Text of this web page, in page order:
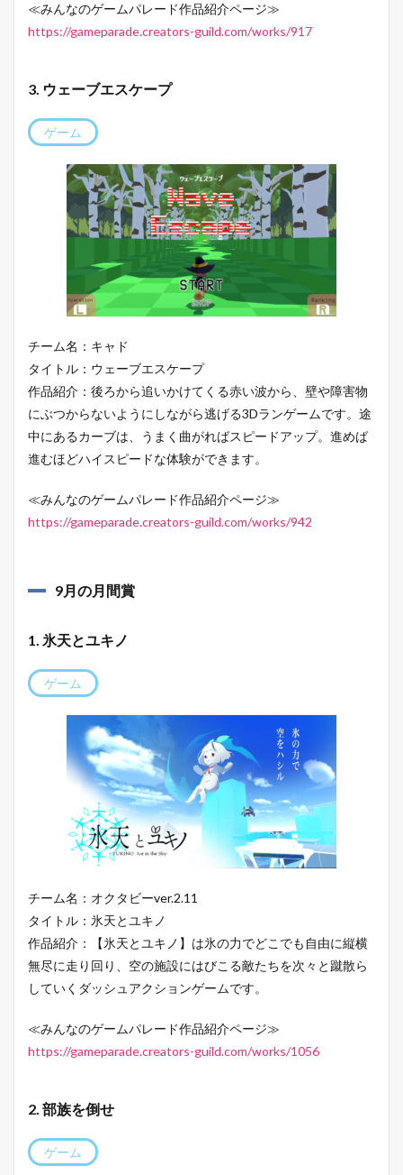
≪みんなのゲームパレード作品紹介ページ≫
https://gameparade.creators-guild.com/works/917
3. ウェーブエスケープ
ゲーム
チーム名：キャド
タイトル：ウェーブエスケープ
作品紹介：後ろから追いかけてくる赤い波から、壁や障害物
にぶつからないようにしながら逃げる3Dランゲームです。途
中にあるカーブは、うまく曲がればスピードアップ。進めば
進むほどハイスピードな体験ができます。
≪みんなのゲームパレード作品紹介ページ≫
https://gameparade.creators-guild.com/works/942
9月の月間賞
1. 氷天とユキノ
ゲーム
チーム名：オクタビーver.2.11
タイトル：氷天とユキノ
作品紹介：【氷天とユキノ】は氷の力でどこでも自由に縦横
無尽に走り回り、空の施設にはびこる敵たちを次々と蹴散ら
していくダッシュアクションゲームです。
≪みんなのゲームパレード作品紹介ページ≫
https://gameparade.creators-guild.com/works/1056
2. 部族を倒せ
ゲーム